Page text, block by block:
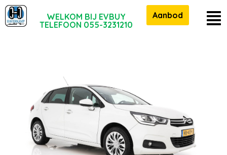
WELKOM BIJ EVBUY
TELEFOON 055-3231210
Aanbod